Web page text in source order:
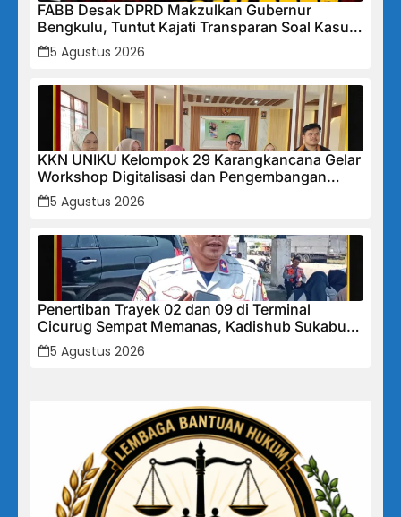
FABB Desak DPRD Makzulkan Gubernur
Bengkulu, Tuntut Kajati Transparan Soal Kasus
Mega Mall
5 Agustus 2026
KKN UNIKU Kelompok 29 Karangkancana Gelar
Workshop Digitalisasi dan Pengembangan
UMKM
5 Agustus 2026
Penertiban Trayek 02 dan 09 di Terminal
Cicurug Sempat Memanas, Kadishub Sukabumi
“Izin Trayek Ada Di Provinsi, Kami Tidak Bisa
Memutuskan”
5 Agustus 2026